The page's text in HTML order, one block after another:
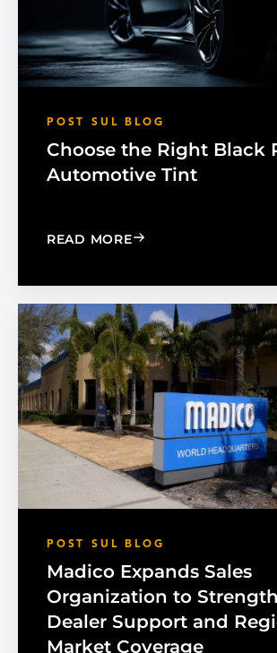
POST SUL BLOG
Choose the Right Black
Automotive Tint
READ MORE: CHOOSE THE
POST SUL BLOG
Madico Expands Sales
Organization to
Dealer Support and
Market Coverage